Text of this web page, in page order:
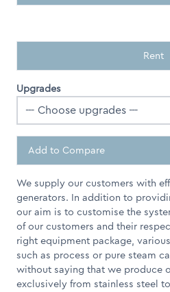
Rent
Upgrades
Add to Compare
We supply our customers with
generators. In addition to
our aim is to customise the
of our customers and their
right equipment package,
such as process or pure steam
without saying that we produce
exclusively from stainless steel